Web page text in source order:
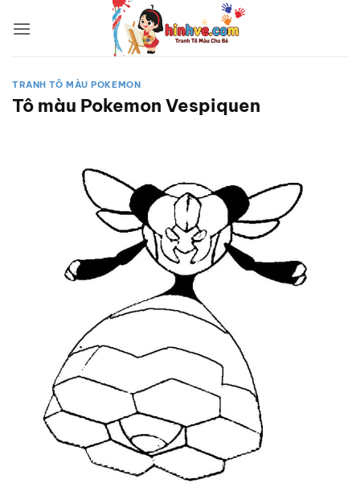
qua
TRANH TÔ MÀU POKEMON
Tô màu Pokemon Vespiquen